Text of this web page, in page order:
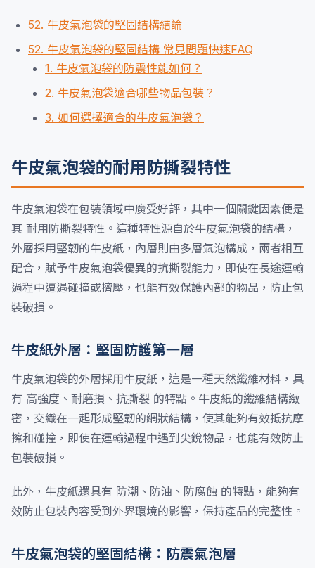
52. 牛皮氣泡袋的堅固結構結論
52. 牛皮氣泡袋的堅固結構 常見問題快速FAQ
1. 牛皮氣泡袋的防震性能如何？
2. 牛皮氣泡袋適合哪些物品包裝？
3. 如何選擇適合的牛皮氣泡袋？
牛皮氣泡袋的耐用防撕裂特性
牛皮氣泡袋在包裝領域中廣受好評，其中一個關鍵因素便是
其 耐用防撕裂特性。這種特性源自於牛皮氣泡袋的結構，
外層採用堅韌的牛皮紙，內層則由多層氣泡構成，兩者相互
配合，賦予牛皮氣泡袋優異的抗撕裂能力，即使在長途運輸
過程中遭遇碰撞或擠壓，也能有效保護內部的物品，防止包
裝破損。
牛皮紙外層：堅固防護第一層
牛皮氣泡袋的外層採用牛皮紙，這是一種天然纖維材料，具
有 高強度、耐磨損、抗撕裂 的特點。牛皮紙的纖維結構緻
密，交織在一起形成堅韌的網狀結構，使其能夠有效抵抗摩
擦和碰撞，即使在運輸過程中遇到尖銳物品，也能有效防止
包裝破損。
此外，牛皮紙還具有 防潮、防油、防腐蝕 的特點，能夠有
效防止包裝內容受到外界環境的影響，保持產品的完整性。
牛皮氣泡袋的堅固結構：防震氣泡層